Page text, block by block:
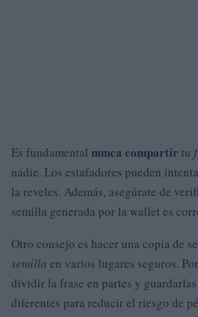
Es fundamental nunca compartir tu
nadie. Los estafadores pueden
la reveles. Además, asegúrate de
semilla generada por la wallet es
Otro consejo es hacer una copia de
semilla en varios lugares seguros.
dividir la frase en partes y
diferentes para reducir el riesgo de